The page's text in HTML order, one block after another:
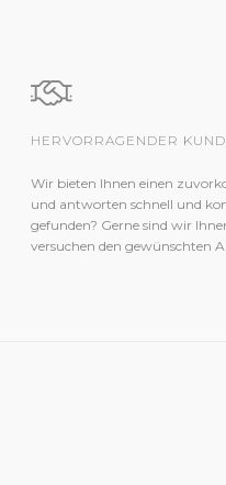
HERVORRAGENDER
Wir bieten Ihnen einen
und antworten schnell und
gefunden? Gerne sind wir
versuchen den gewünschten